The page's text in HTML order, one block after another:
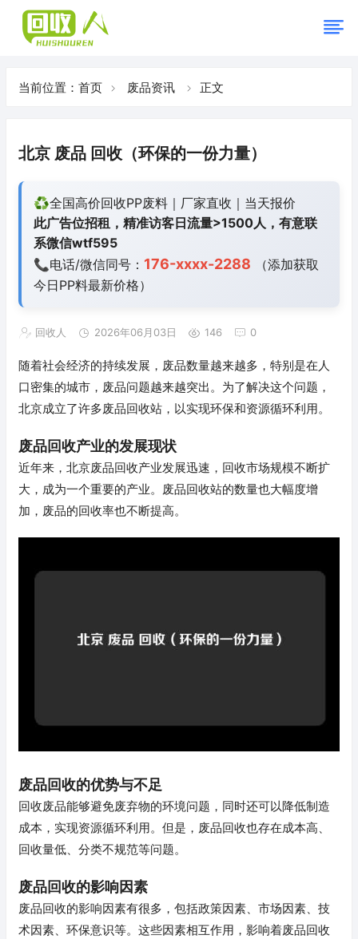
当前位置： 首页 废品资讯 正文
北京 废品 回收（环保的一份力量）
♻️全国高价回收PP废料｜厂家直收｜当天报价
此广告位招租，精准访客日流量>1500人，有意联
系微信wtf595
📞电话/微信同号： 176-xxxx-2288 （添加获取
今日PP料最新价格）
回收人 2026年06月03日 146 0
随着社会经济的持续发展，废品数量越来越多，特别是在人
口密集的城市，废品问题越来越突出。为了解决这个问题，
北京成立了许多废品回收站，以实现环保和资源循环利用。
废品回收产业的发展现状
近年来，北京废品回收产业发展迅速，回收市场规模不断扩
大，成为一个重要的产业。废品回收站的数量也大幅度增
加，废品的回收率也不断提高。
废品回收的优势与不足
回收废品能够避免废弃物的环境问题，同时还可以降低制造
成本，实现资源循环利用。但是，废品回收也存在成本高、
回收量低、分类不规范等问题。
废品回收的影响因素
废品回收的影响因素有很多，包括政策因素、市场因素、技
术因素、环保意识等。这些因素相互作用，影响着废品回收